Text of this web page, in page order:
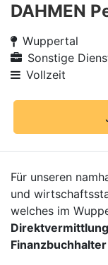
DAHMEN
Wuppertal
Sonstige
Vollzeit
Für unseren
und
welches im
Direktvermittlung